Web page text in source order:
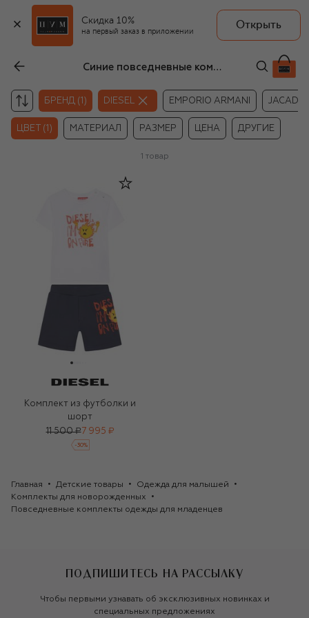
Скидка 10%
на первый заказ в приложении
Открыть
Синие повседневные комплекты Diesel
БРЕНД (1) DIESEL EMPORIO ARMANI JACADI
ЦВЕТ (1) МАТЕРИАЛ РАЗМЕР ЦЕНА ДРУГИЕ
1 товар
Комплект из футболки и
шорт
11 500 ₽7 995 ₽
-30%
Главная Детские товары
Одежда для малышей
Комплекты для новорожденных
Повседневные комплекты одежды для младенцев
ПОДПИШИТЕСЬ НА РАССЫЛКУ
Чтобы первыми узнавать об эксклюзивных новинках и
специальных предложениях